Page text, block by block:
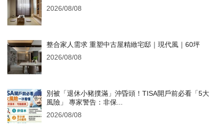
2026/08/08
整合家人需求 重塑中古屋精緻宅邸｜現代風｜60坪
2026/08/08
別被「退休小豬撲滿」沖昏頭！TISA開戶前必看「5大
風險」 專家警告：非保...
2026/08/08